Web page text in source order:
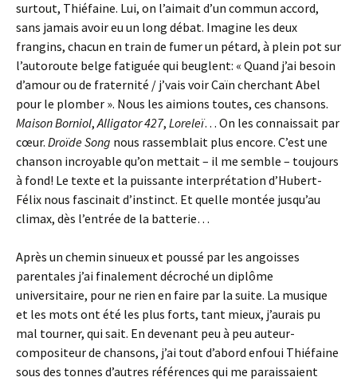
surtout, Thiéfaine. Lui, on l’aimait d’un commun accord,
sans jamais avoir eu un long débat. Imagine les deux
frangins, chacun en train de fumer un pétard, à plein pot sur
l’autoroute belge fatiguée qui beuglent: « Quand j’ai besoin
d’amour ou de fraternité / j’vais voir Caïn cherchant Abel
pour le plomber ». Nous les aimions toutes, ces chansons.
Maison Borniol,Alligator 427, Loreleï… On les connaissait par
cœur. Droïde Song nous rassemblait plus encore. C’est une
chanson incroyable qu’on mettait – il me semble – toujours
à fond! Le texte et la puissante interprétation d’Hubert-
Félix nous fascinait d’instinct. Et quelle montée jusqu’au
climax, dès l’entrée de la batterie…
Après un chemin sinueux et poussé par les angoisses
parentales j’ai finalement décroché un diplôme
universitaire, pour ne rien en faire par la suite. La musique
et les mots ont été les plus forts, tant mieux, j’aurais pu
mal tourner, qui sait. En devenant peu à peu auteur-
compositeur de chansons, j’ai tout d’abord enfoui Thiéfaine
sous des tonnes d’autres références qui me paraissaient